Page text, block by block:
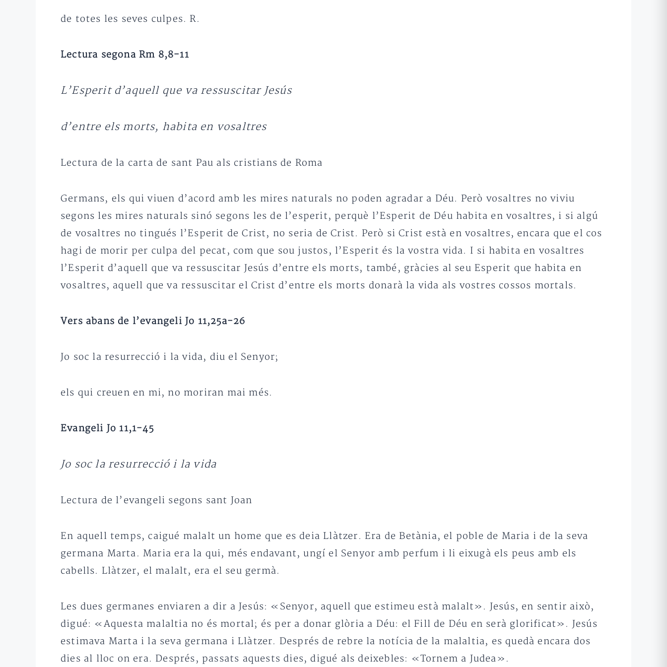
de totes les seves culpes. R.
Lectura segona Rm 8,8-11
L’Esperit d’aquell que va ressuscitar Jesús
d’entre els morts, habita en vosaltres
Lectura de la carta de sant Pau als cristians de Roma
Germans, els qui viuen d’acord amb les mires naturals no poden agradar a Déu. Però vosaltres no viviu
segons les mires naturals sinó segons les de l’esperit, perquè l’Esperit de Déu habita en vosaltres, i si algú
de vosaltres no tingués l’Esperit de Crist, no seria de Crist. Però si Crist està en vosaltres, encara que el cos
hagi de morir per culpa del pecat, com que sou justos, l’Esperit és la vostra vida. I si habita en vosaltres
l’Esperit d’aquell que va ressuscitar Jesús d’entre els morts, també, gràcies al seu Esperit que habita en
vosaltres, aquell que va ressuscitar el Crist d’entre els morts donarà la vida als vostres cossos mortals.
Vers abans de l’evangeli Jo 11,25a-26
Jo soc la resurrecció i la vida, diu el Senyor;
els qui creuen en mi, no moriran mai més.
Evangeli Jo 11,1-45
Jo soc la resurrecció i la vida
Lectura de l’evangeli segons sant Joan
En aquell temps, caigué malalt un home que es deia Llàtzer. Era de Betània, el poble de Maria i de la seva
germana Marta. Maria era la qui, més endavant, ungí el Senyor amb perfum i li eixugà els peus amb els
cabells. Llàtzer, el malalt, era el seu germà.
Les dues germanes enviaren a dir a Jesús: «Senyor, aquell que estimeu està malalt». Jesús, en sentir això,
digué: «Aquesta malaltia no és mortal; és per a donar glòria a Déu: el Fill de Déu en serà glorificat». Jesús
estimava Marta i la seva germana i Llàtzer. Després de rebre la notícia de la malaltia, es quedà encara dos
dies al lloc on era. Després, passats aquests dies, digué als deixebles: «Tornem a Judea».